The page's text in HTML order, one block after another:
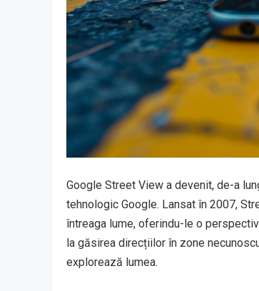
Google Street View a devenit, de-a
tehnologic Google. Lansat în 2007,
întreaga lume, oferindu-le o
la găsirea direcțiilor în zone
explorează lumea.